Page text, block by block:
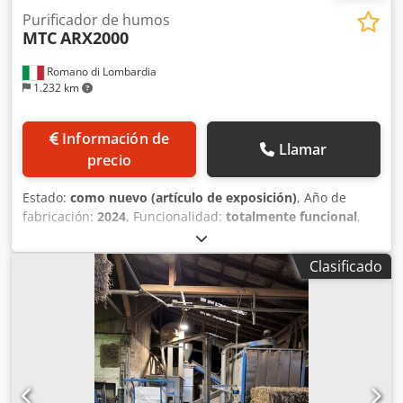
Romano di Lombardia
1.232 km
Purificador de humos
MTCARX2000
Información de
precio
Llamar
Estado: como nuevo (artículo de exposición), Año de
fabricación: 2024, Funcionalidad: totalmente funcional,
158 h
documentación / manual, Filtro Purificador ARX-2000 -
USADO - 157 HORAS Y 58 MINUTOS Sistema de tratamiento
de aire Arx-2000 es un filtro purificador de aire para la
máquina láser de Co2; está dimensionado para MT-1613 ,
MT-2513 y CO2 Conveyor máquina láser Equipado con
prácticas ruedas. Nuestros sistemas Arx reducen
considerablemente los contaminantes y los olores,
garantizando un excelente confort al microclima de trabajo
Clasificado